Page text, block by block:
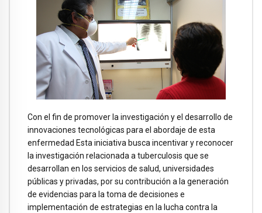
Con el fin de promover la investigación y el desarrollo de
innovaciones tecnológicas para el abordaje de esta
enfermedad Esta iniciativa busca incentivar y reconocer
la investigación relacionada a tuberculosis que se
desarrollan en los servicios de salud, universidades
públicas y privadas, por su contribución a la generación
de evidencias para la toma de decisiones e
implementación de estrategias en la lucha contra la